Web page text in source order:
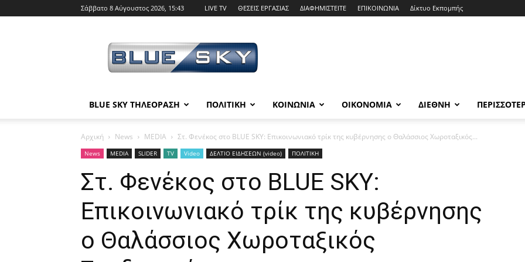
Σάββατο 8 Αύγουστος 2026, 15:43 LIVE TV ΘΕΣΕΙΣ ΕΡΓΑΣΙΑΣ ΔΙΑΦΗΜΙΣΤΕΙΤΕ ΕΠΙΚΟΙΝΩΝΙΑ Δίκτυο Εκπομπής
SKY
BLUE SKY ΤΗΛΕΟΡΑΣΗ ΠΟΛΙΤΙΚΗ ΚΟΙΝΩΝΙΑ ΟΙΚΟΝΟΜΙΑ ΔΙΕΘΝΗ
Αρχική News MEDIA Στ. Φενέκος στο BLUE SKY: Επικοινωνιακό τρίκ της κυβέρνησης ο Θαλάσσιος Χωροταξικός...
News MEDIA SLIDER TV Video ΔΕΛΤΙΟ ΕΙΔΗΣΕΩΝ (video) ΠΟΛΙΤΙΚΗ
Στ. Φενέκος στο BLUE SKY:
Επικοινωνιακό τρίκ της κυβέρνησης
ο Θαλάσσιος Χωροταξικός